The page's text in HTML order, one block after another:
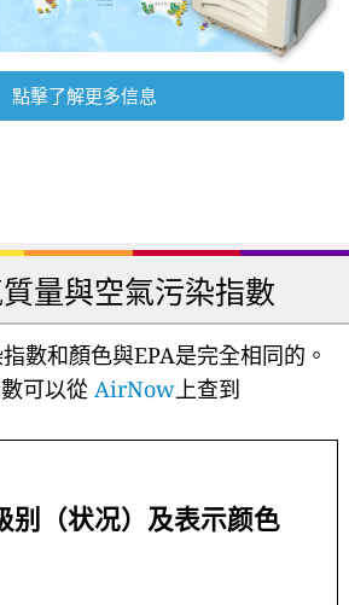
點擊了解更多信息
量與空氣污染指數
數和顏色與EPA是完全相同的。
可以從 AirNow上查到
别（状况）及表示颜色